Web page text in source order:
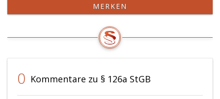
(Paragraph
Absatz
eins,
11,)
oder
MERKEN
0 Kommentare zu § 126a StGB